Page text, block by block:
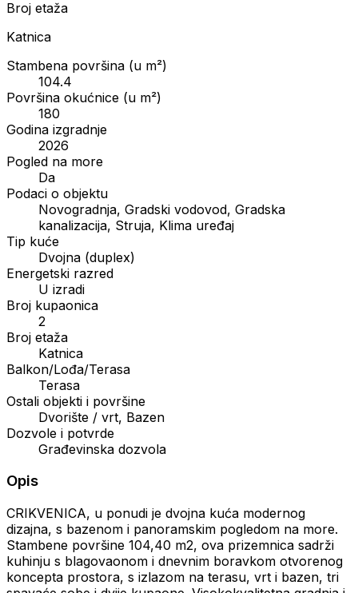
Broj etaža
Katnica
Stambena površina (u m²)
104.4
Površina okućnice (u m²)
180
Godina izgradnje
2026
Pogled na more
Da
Podaci o objektu
Novogradnja, Gradski vodovod, Gradska
kanalizacija, Struja, Klima uređaj
Tip kuće
Dvojna (duplex)
Energetski razred
U izradi
Broj kupaonica
2
Broj etaža
Katnica
Balkon/Lođa/Terasa
Terasa
Ostali objekti i površine
Dvorište / vrt, Bazen
Dozvole i potvrde
Građevinska dozvola
Opis
CRIKVENICA, u ponudi je dvojna kuća modernog
dizajna, s bazenom i panoramskim pogledom na more.
Stambene površine 104,40 m2, ova prizemnica sadrži
kuhinju s blagovaonom i dnevnim boravkom otvorenog
koncepta prostora, s izlazom na terasu, vrt i bazen, tri